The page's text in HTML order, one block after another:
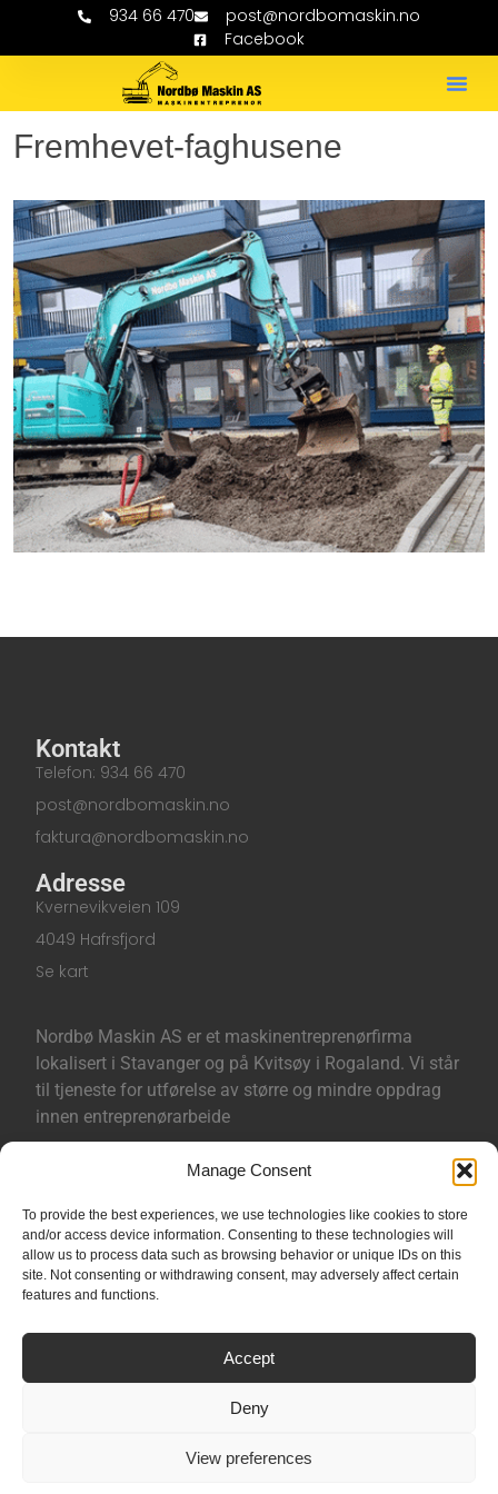
Manage Consent
To provide the best experiences, we use technologies like cookies to store
and/or access device information. Consenting to these technologies will
allow us to process data such as browsing behavior or unique IDs on this
site. Not consenting or withdrawing consent, may adversely affect certain
features and functions.
Accept
Deny
View preferences
934 66 470
post@nordbomaskin.no
Facebook
Fremhevet-faghusene
Kontakt
Telefon: 934 66 470
post@nordbomaskin.no
faktura@nordbomaskin.no
Adresse
Kvernevikveien 109
4049 Hafrsfjord
Se kart
Nordbø Maskin AS er et maskinentreprenørfirma
lokalisert i Stavanger og på Kvitsøy i Rogaland. Vi står
til tjeneste for utførelse av større og mindre oppdrag
innen entreprenørarbeide
Åpenhetsloven
Aksomhetsrapport